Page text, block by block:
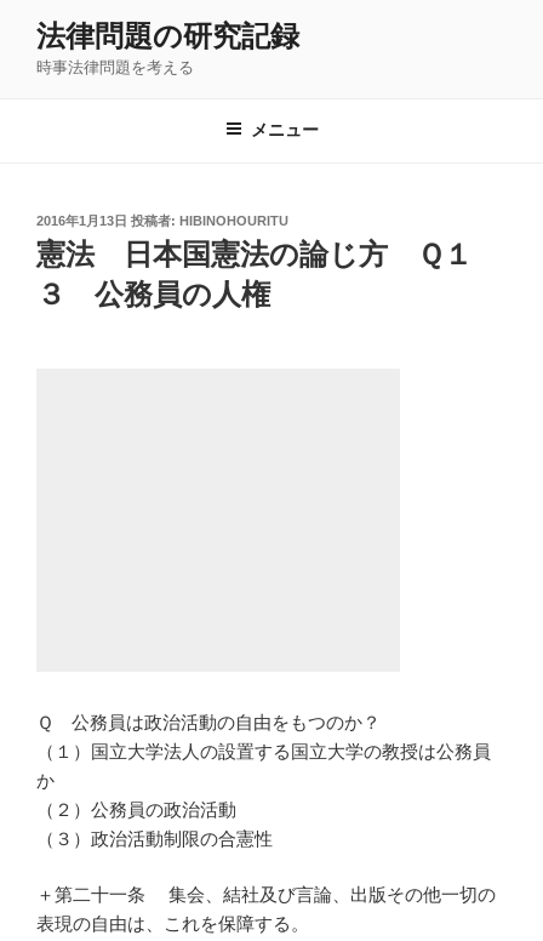
法律問題の研究記録
時事法律問題を考える
メニュー
投
稿
日:
2016年1月13日 投稿者: HIBINOHOURITU
憲法 日本国憲法の論じ方 Ｑ１
３ 公務員の人権
Ｑ 公務員は政治活動の自由をもつのか？
（１）国立大学法人の設置する国立大学の教授は公務員
か
（２）公務員の政治活動
（３）政治活動制限の合憲性
＋第二十一条 集会、結社及び言論、出版その他一切の
表現の自由は、これを保障する。